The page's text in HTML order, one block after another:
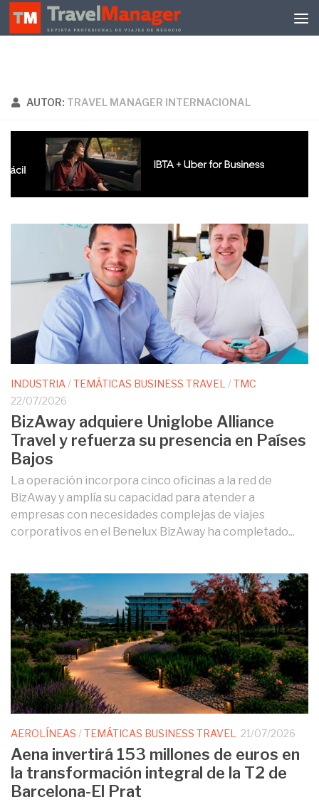
Debajo del contenido
AUTOR: TRAVEL MANAGER INTERNACIONAL
INDUSTRIA /TEMÁTICAS BUSINESS TRAVEL /TMC
22/07/2026
BizAway adquiere Uniglobe Alliance
Travel y refuerza su presencia en Países
Bajos
La operación incorpora cinco oficinas a la red de
BizAway y amplía su capacidad para atender a
empresas con necesidades complejas de viajes
corporativos en el Benelux BizAway ha completado...
AEROLÍNEAS /TEMÁTICAS BUSINESS TRAVEL 21/07/2026
Aena invertirá 153 millones de euros en
la transformación integral de la T2 de
Barcelona-El Prat